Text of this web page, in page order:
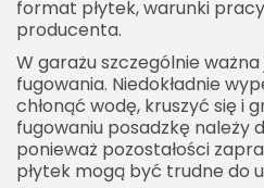
format płytek, warunki
producenta.
W garażu szczególnie
fugowania. Niedokładnie
chłonąć wodę, kruszyć się i
fugowaniu posadzkę należy
ponieważ pozostałości
płytek mogą być trudne do